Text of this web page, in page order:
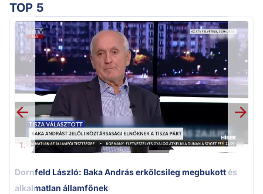
TOP 5
1.
Dornfeld László: Baka András erkölcsileg megbukott és
alkalmatlan államfőnek